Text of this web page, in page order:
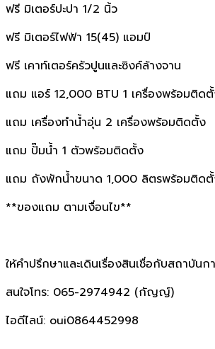
ฟรี มิเตอร์ปะปา 1/2 นิ้ว
ฟรี มิเตอร์ไฟฟ้า 15(45) แอมป์
ฟรี เคาท์เตอร์ครัวปูนและซิงค์ล้างจาน
แถม แอร์ 12,000 BTU 1 เครื่องพร้อมติด
แถม เครื่องทำน้ำอุ่น 2 เครื่องพร้อมติดตั้ง
แถม ปั๊มน้ำ 1 ตัวพร้อมติดตั้ง
แถม ถังพักน้ำขนาด 1,000 ลิตรพร้อมติด
**ของแถม ตามเงื่อนไข**
ให้คำปรึกษาและเดินเรื่องสินเชื่อกับสถาบันก
สนใจโทร: 065-2974942 (กัญญ์)
ไอดีไลน์: oui0864452998